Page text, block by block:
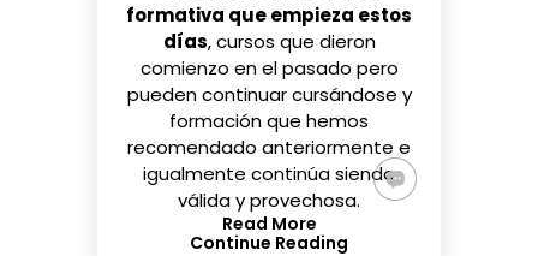
formativa que empieza estos
días, cursos que dieron
comienzo en el pasado pero
pueden continuar cursándose y
formación que hemos
recomendado anteriormente e
igualmente continúa siendo
válida y provechosa.
Read More
Continue Reading